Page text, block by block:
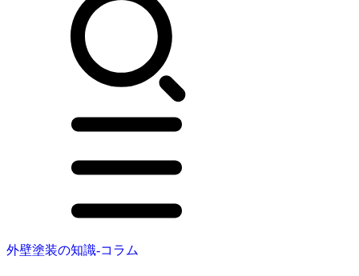
外壁塗装の知識‐コラム